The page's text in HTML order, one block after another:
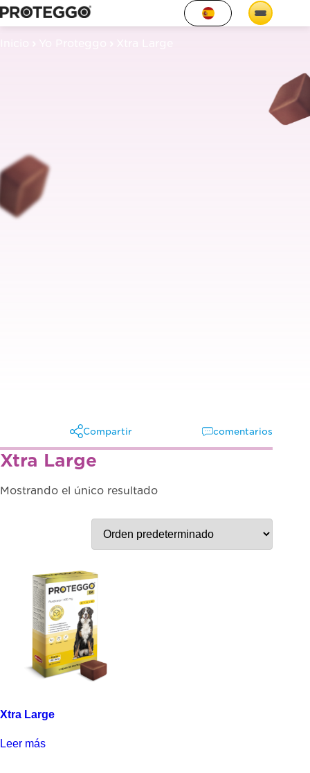
Compartir
X
Whatsapp
comentarios
Xtra Large
Mostrando el único resultado
Xtra Large
Leer más